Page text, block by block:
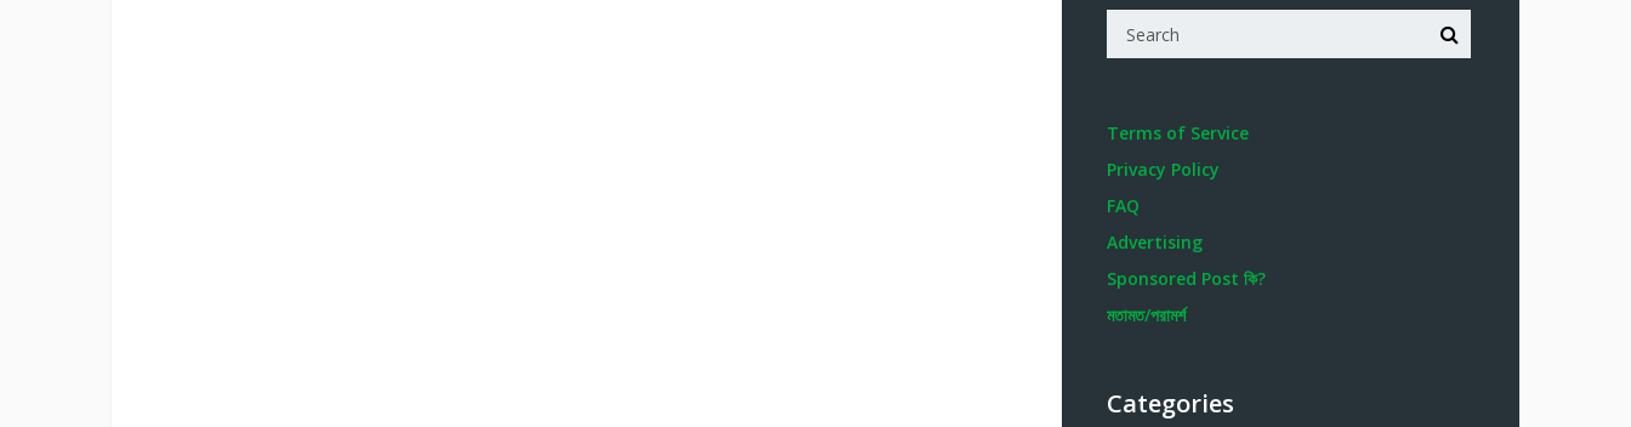
Terms of Service
Privacy Policy
FAQ
Advertising
Sponsored Post কি?
মতামত/পরামর্শ
Categories